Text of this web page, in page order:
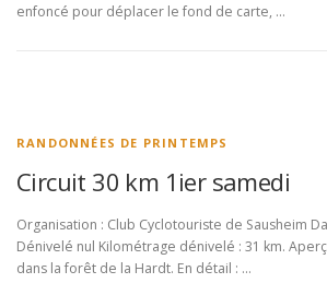
enfoncé pour déplacer le fond de carte, …
RANDONNÉES DE PRINTEMPS
Circuit 30 km 1ier samedi
Organisation : Club Cyclotouriste de Sausheim
Dénivelé nul Kilométrage dénivelé : 31 km.
dans la forêt de la Hardt. En détail : …